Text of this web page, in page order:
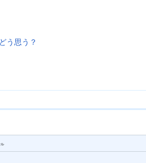
う思う？
ル